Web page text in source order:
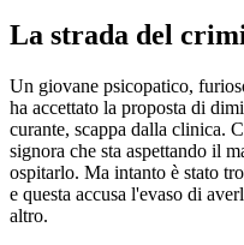
La strada del
Un giovane psicopatico,
ha accettato la proposta di
curante, scappa dalla clinica.
signora che sta aspettando il
ospitarlo. Ma intanto è stato
e questa accusa l'evaso di
altro.